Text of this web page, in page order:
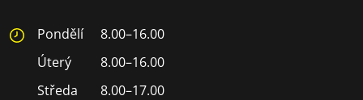
Pondělí
8.00–16.00
Úterý
8.00–16.00
Středa
8.00–17.00